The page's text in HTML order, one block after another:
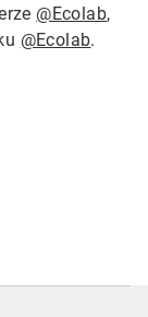
@Ecolab,
@Ecolab.